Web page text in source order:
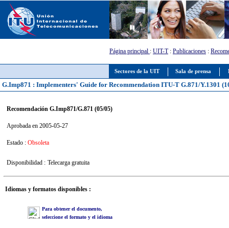
Sectores de la UIT Sala de prensa
Página principal : UIT-T: Publicaciones :
G.Imp871 : Implementers' Guide for Recommendation ITU-T G.871/Y.1301
Recomendación G.Imp871/G.871 (05/05)
Aprobada en 2005-05-27
Estado : Obsoleta
Disponibilidad : Telecarga gratuita
Idiomas y formatos disponibles :
Para obtener el documento,
seleccione el formato y el idioma